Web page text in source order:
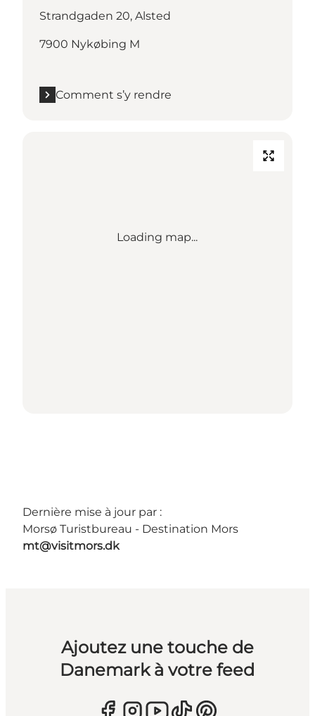
Strandgaden 20, Alsted
7900 Nykøbing M
Comment s’y rendre
Loading map...
Dernière mise à jour par :
Morsø Turistbureau - Destination Mors
mt@visitmors.dk
Ajoutez une touche de
Danemark à votre feed